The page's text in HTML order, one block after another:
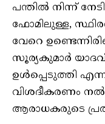
പന്തില്‍ നിന്ന്
ഫോമിലുള്ള,
വേറെ
സൂര്യകുമാര്‍
ഉള്‍പ്പെടുത്തി
വിശദീകരണം
ആരാധകരുടെ